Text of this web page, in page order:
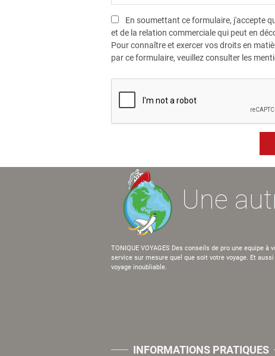
En soumettant ce formulaire, j'accepte
et de la relation commerciale qui peut en
Pour connaître et exercer vos droits en
par ce formulaire, veuillez consulter les
Une
TONIQUE VOYAGES Des conseils de pro une equipe
service sur mesure quel que soit votre voyage. Et
voyage inoubliable.
INFORMATIONS PRATIQUES